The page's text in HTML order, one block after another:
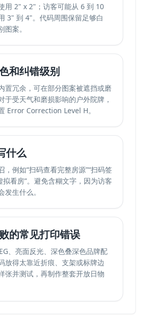
用 2" x 2"；访客可能从 6 到 10
3" 到 4"。代码周围保留足够白
案。
和纠错级别
置冗余，可在部分图案被遮挡或磨
于受天气和磨损影响的户外院牌，
Error Correction Level H。
什么
，例如“扫码查看完整房源”“扫码签
拟看房”。避免含糊文字，因为访客
发生什么。
的常见打印错误
、亮面反光、深色叠深色品牌配
放得太靠近折痕、支架或标牌边
张并测试，再制作整套开放日物